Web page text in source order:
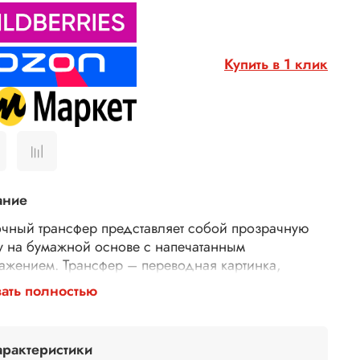
Купить в 1 клик
трансфер представляет собой прозрачную
на бумажной основе с напечатанным
Трансфер – переводная картинка,
с его помощью Ваше изделие приобретет
и уникальность. Трансферной бумагой
рисовые листы, бумагу для декупажа,
полностью